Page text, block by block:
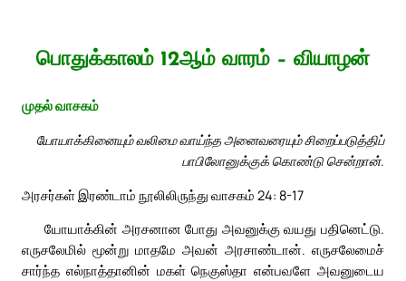
பொதுக்காலம் 12ஆம் வாரம் – வியாழன்
முதல் வாசகம்
யோயாக்கினையும் வலிமை வாய்ந்த அனைவரையும் சிறைப்படுத்திப்
பாபிலோனுக்குக் கொண்டு சென்றான்.
அரசர்கள் இரண்டாம் நூலிலிருந்து வாசகம் 24: 8-17
யோயாக்கின் அரசனான போது அவனுக்கு வயது பதினெட்டு.
எருசலேமில் மூன்று மாதமே அவன் அரசாண்டான். எருசலேமைச்
சார்ந்த எல்நாத்தானின் மகள் நெகுஸ்தா என்பவளே அவனுடைய